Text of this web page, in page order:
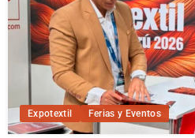
Expotextil Ferias y Eventos